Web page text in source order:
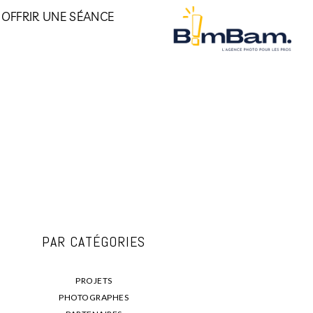
OFFRIR UNE SÉANCE
PAR CATÉGORIES
PROJETS
PHOTOGRAPHES